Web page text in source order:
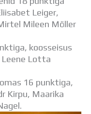
Leiger,
Mileen Möller
koosseisus
Lotta
16 punktiga,
Kirpu, Maarika